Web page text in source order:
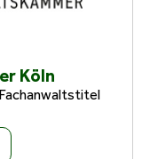
Köln